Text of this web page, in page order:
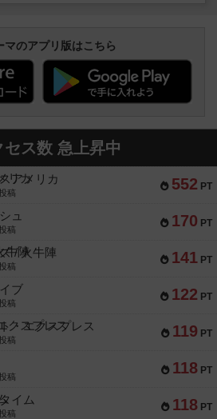
マのアプリ版はこちら
セス数 急上昇中
552 PT
アメリカ
稿
170 PT
ュ
稿
141 PT
/ 火牛陣
稿
122 PT
ブ
稿
119 PT
・エクスプレス
稿
118 PT
稿
118 PT
イム
稿